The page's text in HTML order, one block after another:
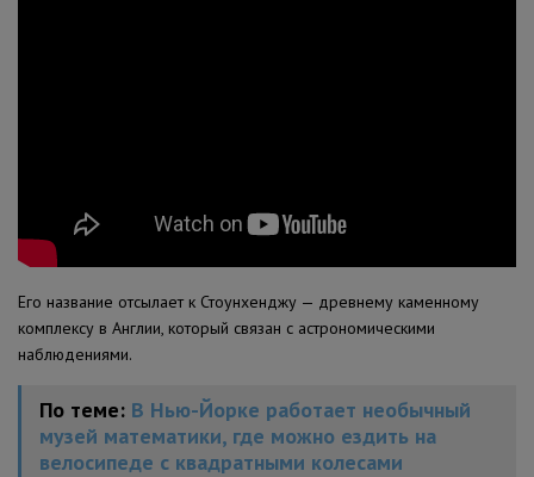
Его название отсылает к Стоунхенджу — древнему каменному
комплексу в Англии, который связан с астрономическими
наблюдениями.
По теме: В Нью-Йорке работает необычный
музей математики, где можно ездить на
велосипеде с квадратными колесами